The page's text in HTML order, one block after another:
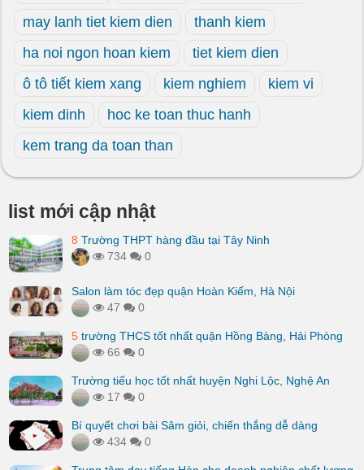
may lanh tiet kiem dien
thanh kiem
ha noi ngon hoan kiem
tiet kiem dien
ô tô tiết kiem xang
kiem nghiem
kiem vi
kiem dinh
hoc ke toan thuc hanh
kem trang da toan than
list mới cập nhật
8 Trường THPT hàng đầu tại Tây Ninh
734
0
Salon làm tóc đẹp quận Hoàn Kiếm, Hà Nội
47
0
5 trường THCS tốt nhất quận Hồng Bàng, Hải Phòng
66
0
Trường tiểu học tốt nhất huyện Nghi Lộc, Nghệ An
17
0
Bí quyết chơi bài Sâm giỏi, chiến thắng dễ dàng
434
0